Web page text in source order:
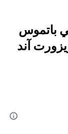
باتموس
آند